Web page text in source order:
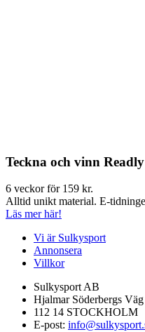
Teckna och vinn
6 veckor för 159 kr.
Alltid unikt material. E-
Läs mer här!
Vi är Sulkysport
Annonsera
Villkor
Sulkysport AB
Hjalmar Söderbergs
112 14 STOCKHOLM
E-post: